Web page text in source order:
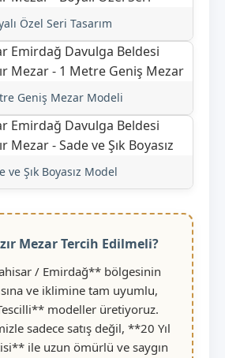
Özel Seri Tasarım
Geniş Mezar Modeli
ve Şık Boyasız Model
Mezar Tercih Edilmeli?
/ Emirdağ** bölgesinin
ve iklimine tam uyumlu,
modeller üretiyoruz.
sadece satış değil, **20 Yıl
ile uzun ömürlü ve saygın